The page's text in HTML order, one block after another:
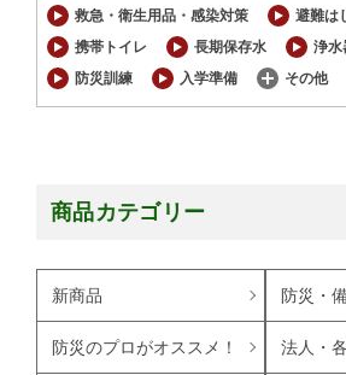
救急・衛生用品・感染対策
避難は
携帯トイレ
長期保存水
浄水
防災訓練
入学準備 その他
商品カテゴリー
新商品 防災・
防災のプロがオススメ！ 法人・